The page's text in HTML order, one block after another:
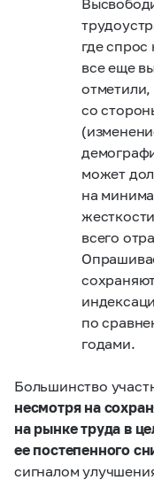
где
все еще
отметили,
со
может
на
всего
по
годами.
Большинство
несмотря на
на рынке труда в
ее постепенного
сигналом